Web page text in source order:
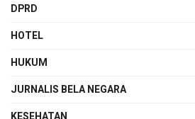
DPRD
HOTEL
HUKUM
JURNALIS BELA NEGARA